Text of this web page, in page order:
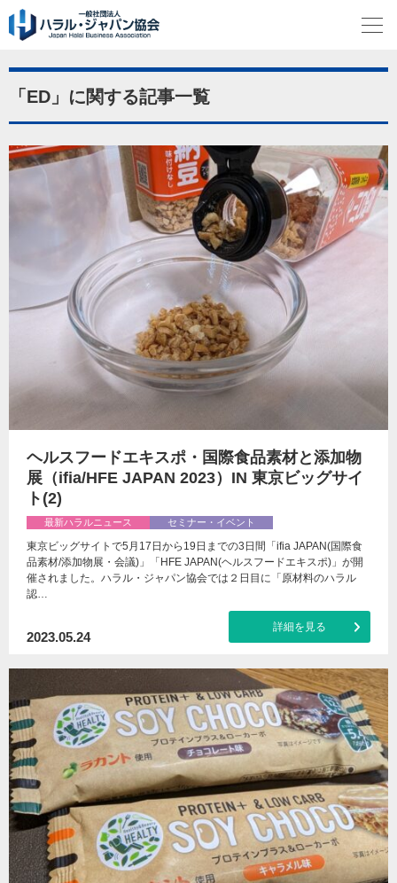
「ED」に関する記事一覧
ヘルスフードエキスポ・国際食品素材と添加物
展（ifia/HFE JAPAN 2023）IN 東京ビッグサイ
ト(2)
最新ハラルニュース セミナー・イベント
東京ビッグサイトで5月17日から19日までの3日間「ifia JAPAN(国際食
品素材/添加物展・会議)」「HFE JAPAN(ヘルスフードエキスポ)」が開
催されました。ハラル・ジャパン協会では２日目に「原材料のハラル
認…
2023.05.24
詳細を見る